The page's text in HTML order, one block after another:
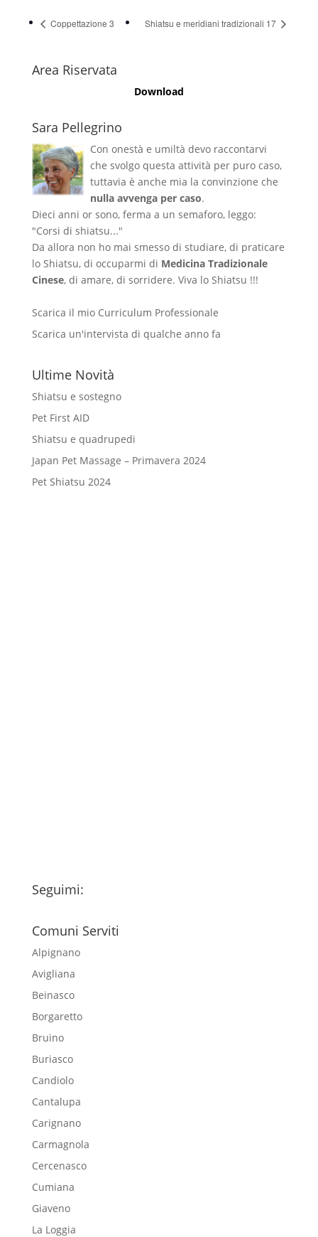
Coppettazione 3 Shiatsu e meridiani tradizionali 17
Area Riservata
Download
Sara Pellegrino
Con onestà e umiltà devo raccontarvi
che svolgo questa attività per puro caso,
tuttavia è anche mia la convinzione che
nulla avvenga per caso.
Dieci anni or sono, ferma a un semaforo, leggo:
"Corsi di shiatsu..."
Da allora non ho mai smesso di studiare, di praticare
lo Shiatsu, di occuparmi di Medicina Tradizionale
Cinese, di amare, di sorridere. Viva lo Shiatsu !!!
Scarica il mio Curriculum Professionale
Scarica un'intervista di qualche anno fa
Ultime Novità
Shiatsu e sostegno
Pet First AID
Shiatsu e quadrupedi
Japan Pet Massage – Primavera 2024
Pet Shiatsu 2024
Seguimi:
Comuni Serviti
Alpignano
Avigliana
Beinasco
Borgaretto
Bruino
Buriasco
Candiolo
Cantalupa
Carignano
Carmagnola
Cercenasco
Cumiana
Giaveno
La Loggia